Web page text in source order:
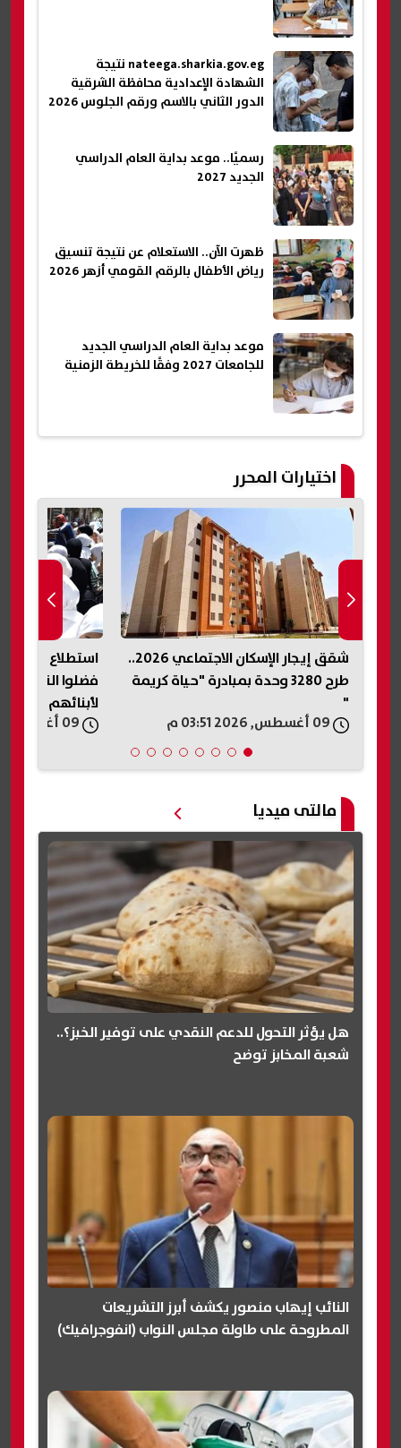
nateega.sharkia.gov.eg نتيجة
الشهادة الإعدادية محافظة الشرقية
الدور الثاني بالاسم ورقم الجلوس 2026
رسميًا.. موعد بداية العام الدراسي
الجديد 2027
ظهرت الآن.. الاستعلام عن نتيجة تنسيق
رياض الأطفال بالرقم القومي أزهر 2026
موعد بداية العام الدراسي الجديد
للجامعات 2027 وفقًا للخريطة الزمنية
اختيارات المحرر
استطلاع أمهات مصر: أولياء الأمور
فضلوا النصيحة وترك اختيار الكلية
لأبنائهم
"مخالفات تهدد
محافظ
مطعم أسماك
شهيرين
مالتى ميديا
هل يؤثر التحول للدعم النقدي على توفير الخبز؟..
شعبة المخابز توضح
النائب إيهاب منصور يكشف أبرز التشريعات
المطروحة على طاولة مجلس النواب (انفوجرافيك)